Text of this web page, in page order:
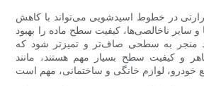
در خطوط اسیدشویی می‌تواند با کاهش
سایر ناخالصی‌ها، کیفیت سطح ماده را بهبود
منجر به سطحی صاف‌تر و تمیزتر شود که
و کیفیت سطح بسیار مهم هستند، مانند